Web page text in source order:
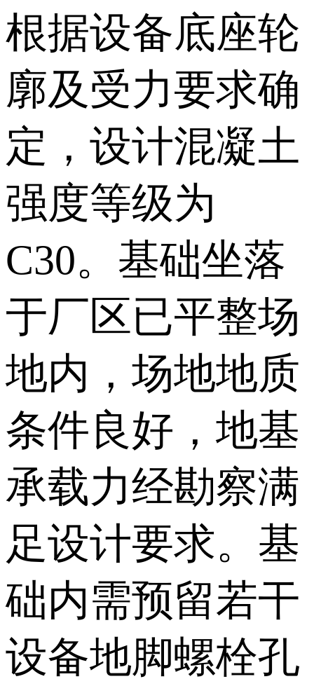
根据设备底座轮
廓及受力要求确
定，设计混凝土
强度等级为
C30。基础坐落
于厂区已平整场
地内，场地地质
条件良好，地基
承载力经勘察满
足设计要求。基
础内需预留若干
设备地脚螺栓孔